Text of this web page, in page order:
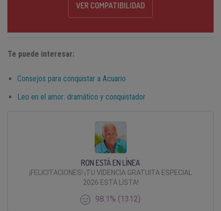
VER COMPATIBILIDAD
Te puede interesar:
Consejos para conquistar a Acuario
Leo en el amor: dramático y conquistador
RON ESTÁ EN LÍNEA
¡FELICITACIONES! ¡TU VIDENCIA GRATUITA ESPECIAL
2026 ESTÁ LISTA!
98.1% (1312)